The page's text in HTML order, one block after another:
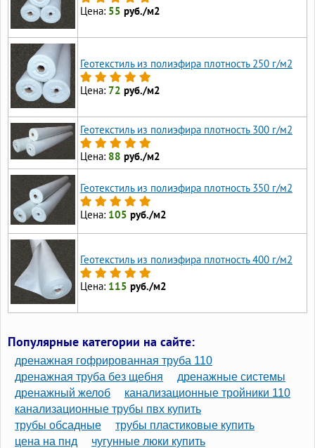
Цена: 55 руб./м2
Геотекстиль из полиэфира плотность 250 г/м2
Цена: 72 руб./м2
Геотекстиль из полиэфира плотность 300 г/м2
Цена: 88 руб./м2
Геотекстиль из полиэфира плотность 350 г/м2
Цена: 105 руб./м2
Геотекстиль из полиэфира плотность 400 г/м2
Цена: 115 руб./м2
Популярные категории на сайте:
дренажная гофрированная труба 110
дренажная труба без щебня
дренажные системы
дренажный желоб
канализационные тройники 110
канализационные трубы пвх купить
трубы обсадные
трубы пластиковые купить
цена на пнд
чугунные люки купить